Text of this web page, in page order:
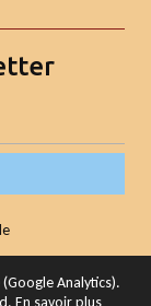
Analytics).
En savoir plus